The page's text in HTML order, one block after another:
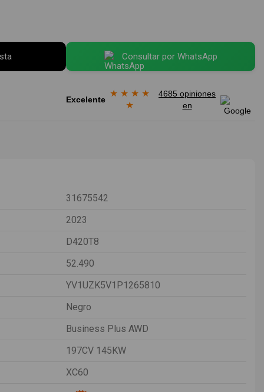
Consultar por WhatsApp
Excelente
★ ★ ★ ★
★
4685 opiniones
en
31675542
2023
D420T8
52.490
YV1UZK5V1P1265810
Negro
Business Plus AWD
197CV 145KW
XC60